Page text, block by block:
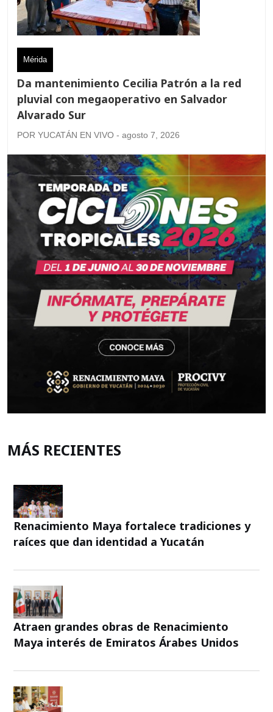
Mérida
Da mantenimiento Cecilia Patrón a la red
pluvial con megaoperativo en Salvador
Alvarado Sur
POR YUCATÁN EN VIVO - agosto 7, 2026
MÁS RECIENTES
Renacimiento Maya fortalece tradiciones y
raíces que dan identidad a Yucatán
Atraen grandes obras de Renacimiento
Maya interés de Emiratos Árabes Unidos